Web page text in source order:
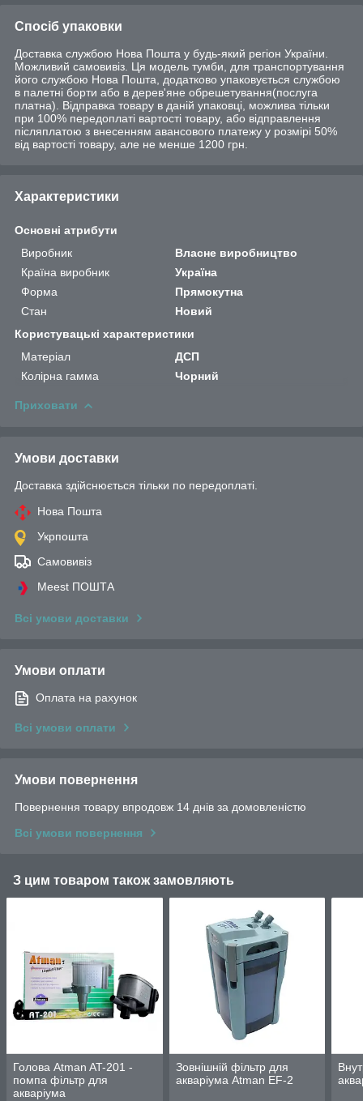
Спосіб упаковки
Доставка службою Нова Пошта у будь-який регіон України.
Можливий самовивіз. Ця модель тумби, для транспортування
його службою Нова Пошта, додатково упаковується службою
в палетні борти або в дерев'яне обрешетування(послуга
платна). Відправка товару в даній упаковці, можлива тільки
при 100% передоплаті вартості товару, або відправлення
післяплатою з внесенням авансового платежу у розмірі 50%
від вартості товару, але не менше 1200 грн.
Характеристики
Основні атрибути
Виробник
Власне виробництво
Країна виробник
Україна
Форма
Прямокутна
Стан
Новий
Користувацькі характеристики
Матеріал
ДСП
Колірна гамма
Чорний
Приховати
Умови доставки
Доставка здійснюється тільки по передоплаті.
Нова Пошта
Укрпошта
Самовивіз
Meest ПОШТА
Всі умови доставки
Умови оплати
Оплата на рахунок
Всі умови оплати
Умови повернення
Повернення товару впродовж 14 днів за домовленістю
Всі умови повернення
З цим товаром також замовляють
Голова Atman AT-201 -
помпа фільтр для
акваріума
Зовнішній фільтр для
акваріума Atman EF-2